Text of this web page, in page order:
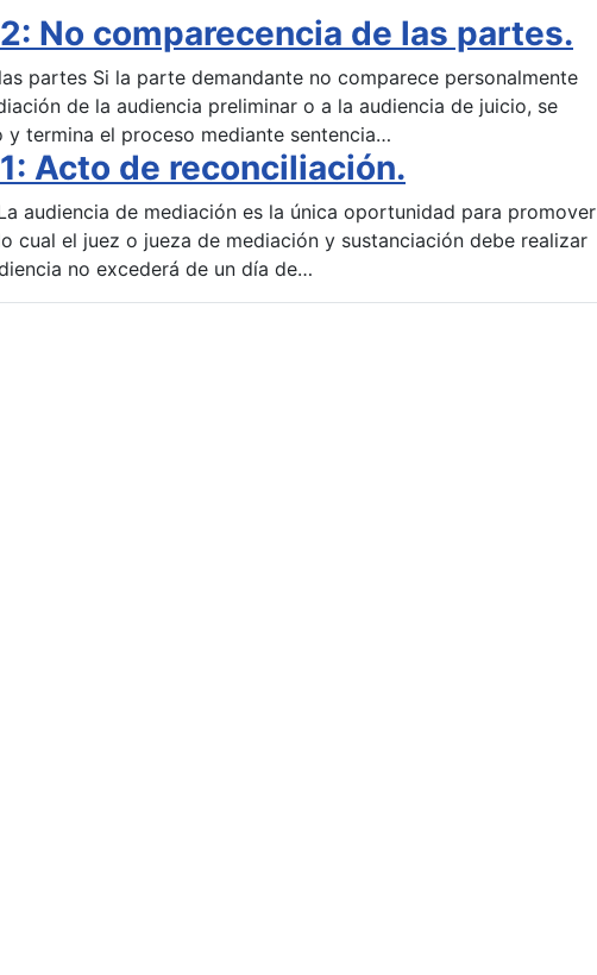
No comparecencia de las partes.
partes Si la parte demandante no comparece personalmente
de la audiencia preliminar o a la audiencia de juicio, se
termina el proceso mediante sentencia…
Acto de reconciliación.
audiencia de mediación es la única oportunidad para promover
cual el juez o jueza de mediación y sustanciación debe realizar
no excederá de un día de…